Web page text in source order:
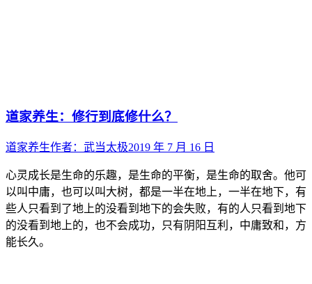
道家养生：修行到底修什么？
道家养生作者： 武当太极2019 年 7 月 16 日
心灵成长是生命的乐趣，是生命的平衡，是生命的取舍。他可
以叫中庸，也可以叫大树，都是一半在地上，一半在地下，有
些人只看到了地上的没看到地下的会失败，有的人只看到地下
的没看到地上的，也不会成功，只有阴阳互利，中庸致和，方
能长久。